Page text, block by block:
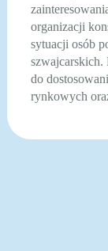
organizacji
sytuacji osób
szwajcarskich.
do
rynkowych